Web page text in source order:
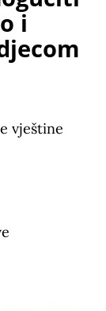
i
vještine